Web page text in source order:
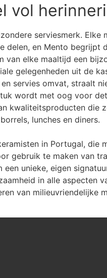
vol
serviesmerk. Elke
delen, en Mento begrijpt
van elke maaltijd een
gelegenheden uit de
servies omvat, straalt
wordt met oog voor
kwaliteitsproducten die
lunches en diners.
in Portugal, die
gebruik te maken van
unieke, eigen
in alle aspecten
van milieuvriendelijke